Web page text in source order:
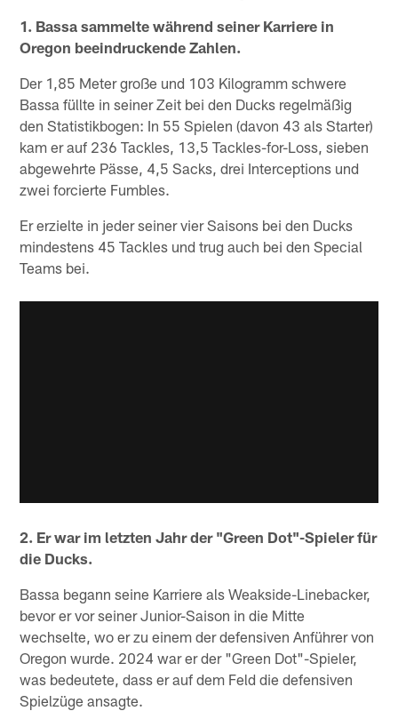
1. Bassa sammelte während seiner Karriere in
Oregon beeindruckende Zahlen.
Der 1,85 Meter große und 103 Kilogramm schwere
Bassa füllte in seiner Zeit bei den Ducks regelmäßig
den Statistikbogen: In 55 Spielen (davon 43 als Starter)
kam er auf 236 Tackles, 13,5 Tackles-for-Loss, sieben
abgewehrte Pässe, 4,5 Sacks, drei Interceptions und
zwei forcierte Fumbles.
Er erzielte in jeder seiner vier Saisons bei den Ducks
mindestens 45 Tackles und trug auch bei den Special
Teams bei.
2. Er war im letzten Jahr der "Green Dot"-Spieler für
die Ducks.
Bassa begann seine Karriere als Weakside-Linebacker,
bevor er vor seiner Junior-Saison in die Mitte
wechselte, wo er zu einem der defensiven Anführer von
Oregon wurde. 2024 war er der "Green Dot"-Spieler,
was bedeutete, dass er auf dem Feld die defensiven
Spielzüge ansagte.